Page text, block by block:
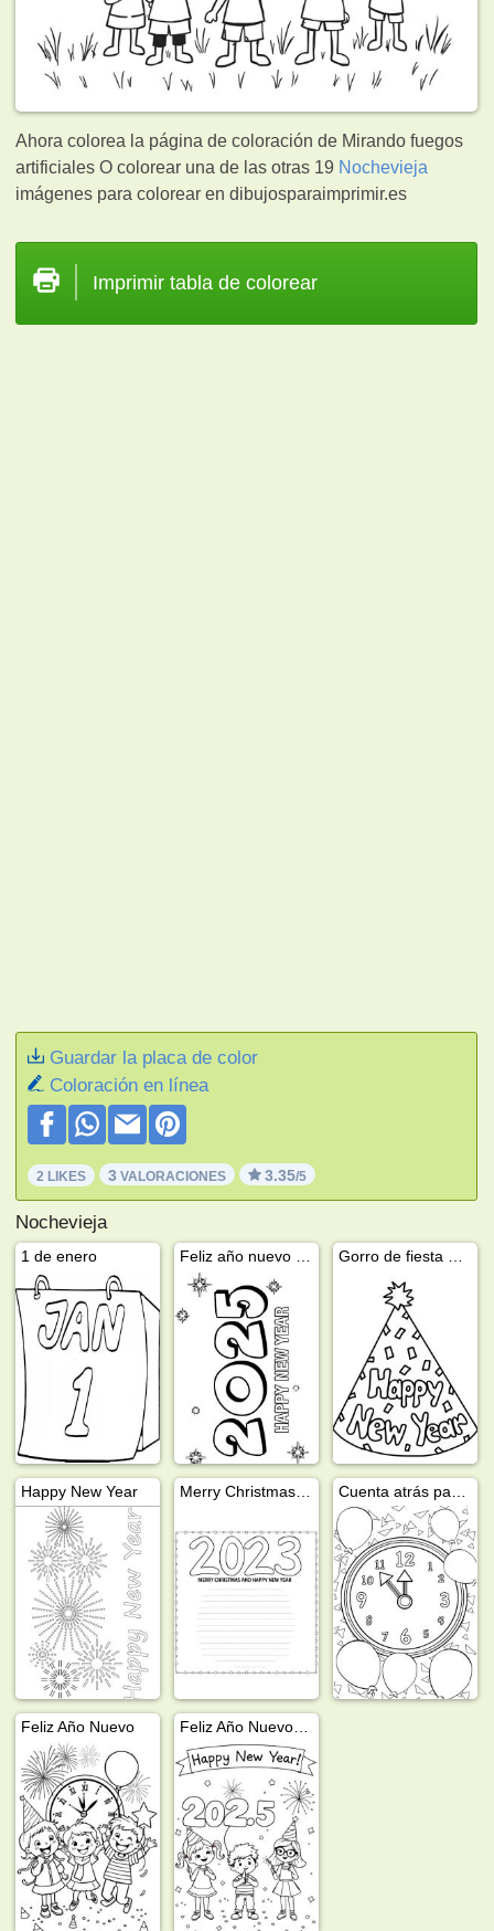
Ahora colorea la página de coloración de Mirando fuegos
artificiales O colorear una de las otras 19 Nochevieja
imágenes para colorear en dibujosparaimprimir.es
Imprimir tabla de colorear
Guardar la placa de color
Coloración en línea
2 LIKES 3 VALORACIONES 3.35/5
Nochevieja
1 de enero
Happy New Year
Feliz Año Nuevo